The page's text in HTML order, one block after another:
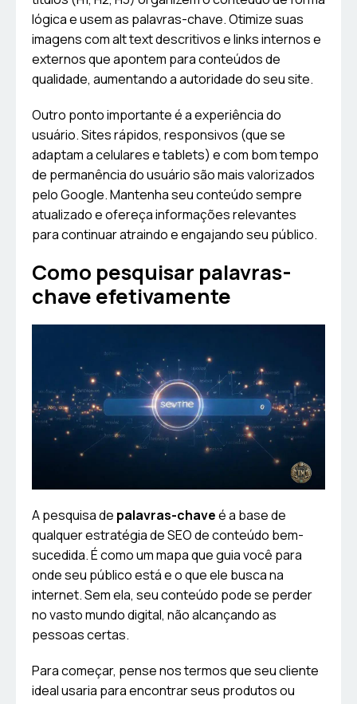
lógica e usem as palavras-chave. Otimize suas
imagens com alt text descritivos e links internos e
externos que apontem para conteúdos de
qualidade, aumentando a autoridade do seu site.
Outro ponto importante é a experiência do
usuário. Sites rápidos, responsivos (que se
adaptam a celulares e tablets) e com bom tempo
de permanência do usuário são mais valorizados
pelo Google. Mantenha seu conteúdo sempre
atualizado e ofereça informações relevantes
para continuar atraindo e engajando seu público.
Como pesquisar palavras-
chave efetivamente
A pesquisa de palavras-chaveé a base de
qualquer estratégia de SEO de conteúdo bem-
sucedida. É como um mapa que guia você para
onde seu público está e o que ele busca na
internet. Sem ela, seu conteúdo pode se perder
no vasto mundo digital, não alcançando as
pessoas certas.
Para começar, pense nos termos que seu cliente
ideal usaria para encontrar seus produtos ou